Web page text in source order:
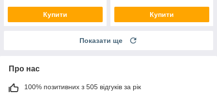
Купити Купити
Показати ще
Про нас
100% позитивних з 505 відгуків за рік